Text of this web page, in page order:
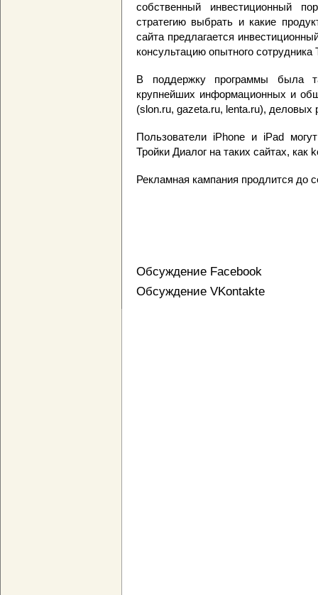
собственный инвестиционный
стратегию выбрать и какие
сайта предлагается
консультацию опытного сотрудника
В поддержку программы была
крупнейших информационных и
(slon.ru, gazeta.ru, lenta.ru), деловых
Пользователи iPhone и iPad
Тройки Диалог на таких сайтах,
Рекламная кампания продлится до
Обсуждение Facebook
Обсуждение VKontakte